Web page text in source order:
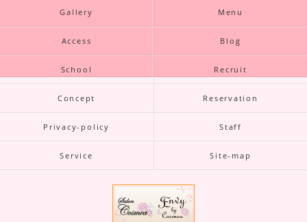
Gallery Menu
Access Blog
School Recruit
Concept Reservation
Privacy-policy Staff
Service Site-map